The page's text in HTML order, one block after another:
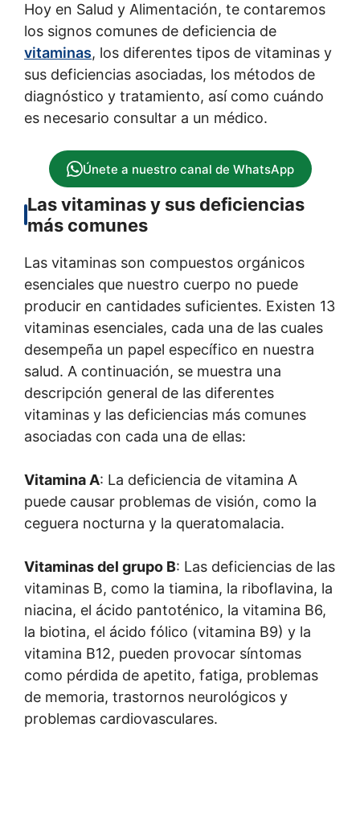
Hoy en Salud y Alimentación, te contaremos
los signos comunes de deficiencia de
vitaminas, los diferentes tipos de vitaminas y
sus deficiencias asociadas, los métodos de
diagnóstico y tratamiento, así como cuándo
es necesario consultar a un médico.
Únete a nuestro canal de WhatsApp
Las vitaminas y sus deficiencias
más comunes
Las vitaminas son compuestos orgánicos
esenciales que nuestro cuerpo no puede
producir en cantidades suficientes. Existen 13
vitaminas esenciales, cada una de las cuales
desempeña un papel específico en nuestra
salud. A continuación, se muestra una
descripción general de las diferentes
vitaminas y las deficiencias más comunes
asociadas con cada una de ellas:
Vitamina A: La deficiencia de vitamina A
puede causar problemas de visión, como la
ceguera nocturna y la queratomalacia.
Vitaminas del grupo B: Las deficiencias de las
vitaminas B, como la tiamina, la riboflavina, la
niacina, el ácido pantoténico, la vitamina B6,
la biotina, el ácido fólico (vitamina B9) y la
vitamina B12, pueden provocar síntomas
como pérdida de apetito, fatiga, problemas
de memoria, trastornos neurológicos y
problemas cardiovasculares.